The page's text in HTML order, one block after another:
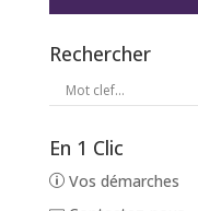
Rechercher
En 1 Clic
Vos démarches